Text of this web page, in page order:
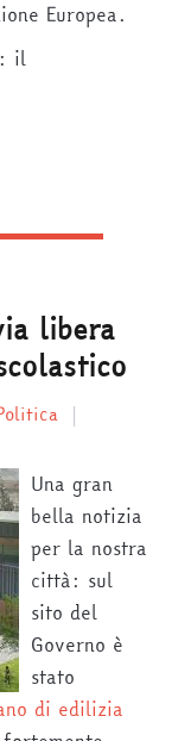
Europea.
il
libera
Una gran
bella notizia
per la nostra
città: sul
sito del
Governo è
stato
di edilizia